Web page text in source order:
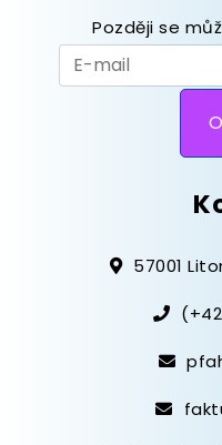
Později se
57001